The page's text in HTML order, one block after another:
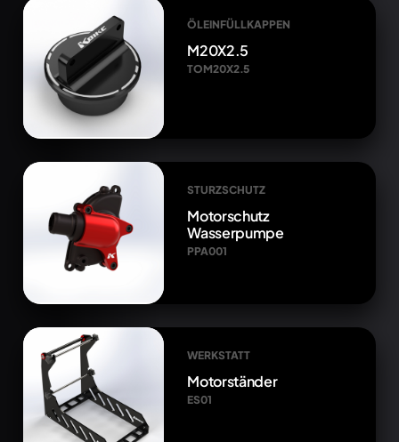
ÖLEINFÜLLKAPPEN
M20X2.5
TOM20X2.5
STURZSCHUTZ
Motorschutz
Wasserpumpe
PPA001
WERKSTATT
Motorständer
ES01